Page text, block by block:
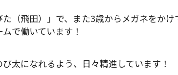
（飛田）」で、また3歳からメガネをかけ
で働いています！
太になれるよう、日々精進しています！